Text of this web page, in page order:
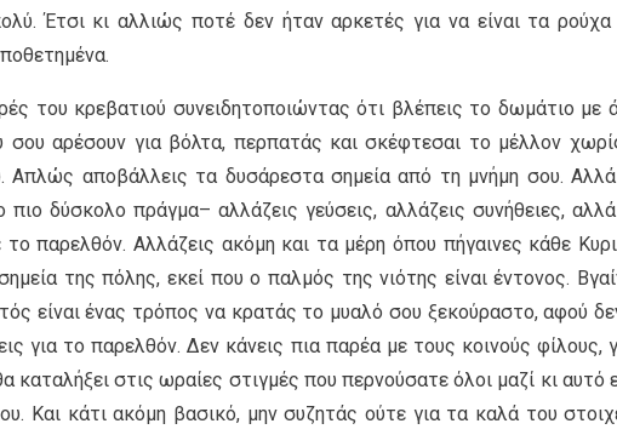
Έτσι κι αλλιώς ποτέ δεν ήταν αρκετές για να είναι τα
του κρεβατιού συνειδητοποιώντας ότι βλέπεις το δωμάτιο με
σου αρέσουν για βόλτα, περπατάς και σκέφτεσαι το μέλλον
Απλώς αποβάλλεις τα δυσάρεστα σημεία από τη μνήμη σου.
δύσκολο πράγμα– αλλάζεις γεύσεις, αλλάζεις συνήθειες,
το παρελθόν. Αλλάζεις ακόμη και τα μέρη όπου πήγαινες κάθε
της πόλης, εκεί που ο παλμός της νιότης είναι έντονος.
είναι ένας τρόπος να κρατάς το μυαλό σου ξεκούραστο, αφού
για το παρελθόν. Δεν κάνεις πια παρέα με τους κοινούς φίλους,
καταλήξει στις ωραίες στιγμές που περνούσατε όλοι μαζί κι αυτό
Και κάτι ακόμη βασικό, μην συζητάς ούτε για τα καλά του